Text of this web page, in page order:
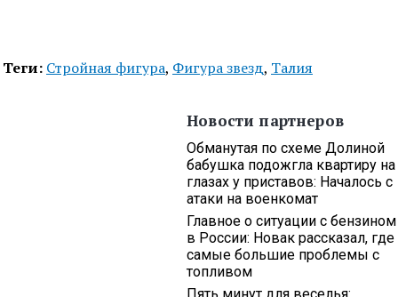
Теги: Стройная фигура, Фигура звезд, Талия
Новости партнеров
Обманутая по схеме Долиной
бабушка подожгла квартиру на
глазах у приставов: Началось с
атаки на военкомат
Главное о ситуации с бензином
в России: Новак рассказал, где
самые большие проблемы с
топливом